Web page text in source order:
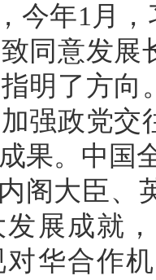
今年1月
同意发展
明了方向
强政党
果。中国
阁大臣、
发展成就
华合作